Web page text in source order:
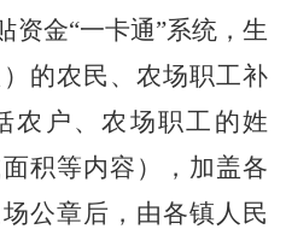
资金“一卡通”系统，生
的农民、农场职工补
农户、农场职工的姓
积等内容），加盖各
公章后，由各镇人民